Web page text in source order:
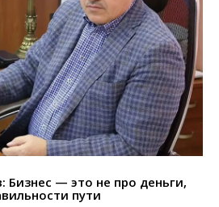
— это не про деньги,
пути